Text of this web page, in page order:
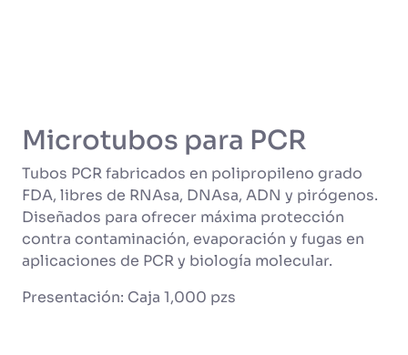
Microtubos para PCR
Tubos PCR fabricados en polipropileno grado
FDA, libres de RNAsa, DNAsa, ADN y pirógenos.
Diseñados para ofrecer máxima protección
contra contaminación, evaporación y fugas en
aplicaciones de PCR y biología molecular.
Presentación: Caja 1,000 pzs